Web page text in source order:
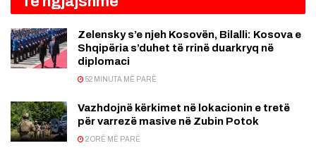
Zelensky s’e njeh Kosovën, Bilalli: Kosova e
Shqipëria s’duhet të rrinë duarkryq në
diplomaci
52 MINUTA MË PARË
Vazhdojnë kërkimet në lokacionin e tretë
për varrezë masive në Zubin Potok
2 ORË MË PARË